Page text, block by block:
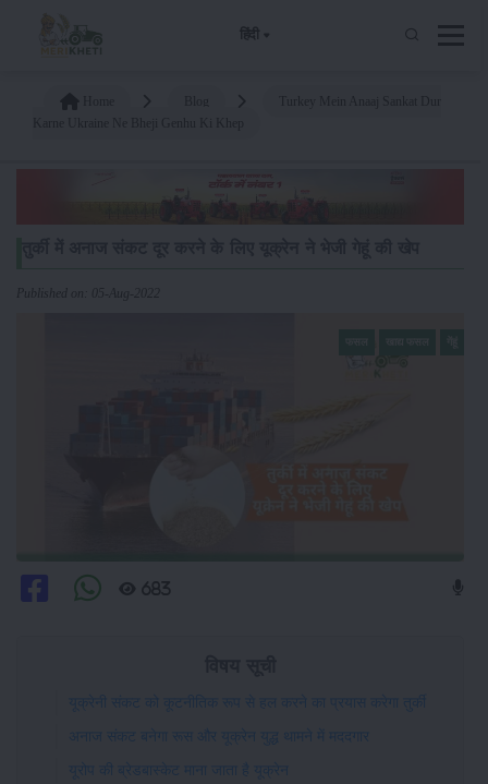
हिंदी
Published on: 05-Aug-2022
683
यूक्रेनी संकट को कूटनीतिक रूप से हल करने का प्रयास करेगा तुर्की
अनाज संकट बनेगा रूस और यूक्रेन युद्ध थामने में मददगार
यूरोप की ब्रेडबास्केट माना जाता है यूक्रेन